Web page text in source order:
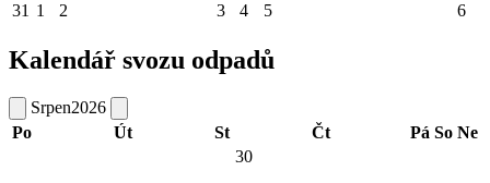
31 1 2 3 4 5 6
Kalendář svozu odpadů
Srpen2026
Po
Út St Čt Pá So Ne
30